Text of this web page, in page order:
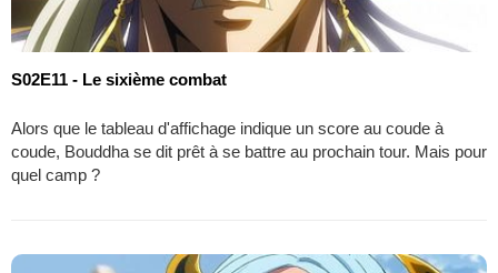
S02E11 - Le sixième combat
Alors que le tableau d'affichage indique un score au coude à
coude, Bouddha se dit prêt à se battre au prochain tour. Mais pour
quel camp ?